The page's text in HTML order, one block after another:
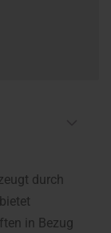
durch
in Bezug